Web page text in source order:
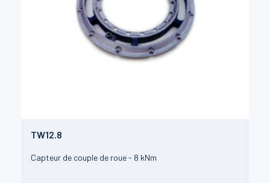
TW12.8
Capteur de couple de roue - 8 kNm